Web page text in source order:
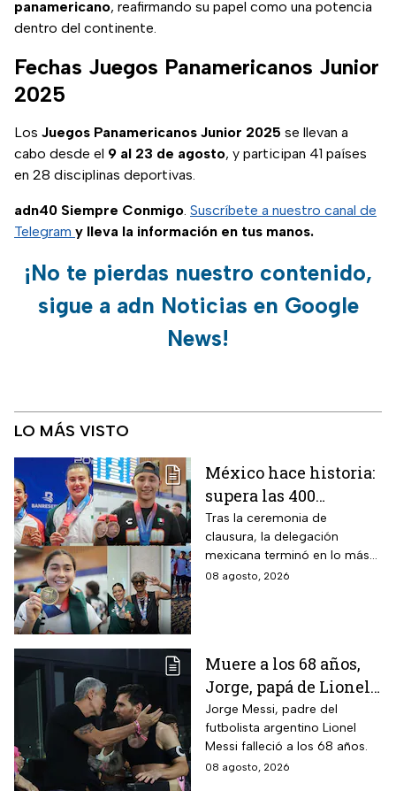
panamericano, reafirmando su papel como una potencia
dentro del continente.
Fechas Juegos Panamericanos Junior
2025
Los Juegos Panamericanos Junior 2025 se llevan a
cabo desde el 9 al 23 de agosto, y participan 41 países
en 28 disciplinas deportivas.
adn40 Siempre Conmigo. Suscríbete a nuestro canal de
Telegram y lleva la información en tus manos.
¡No te pierdas nuestro contenido,
sigue a adn Noticias en Google
News!
LO MÁS VISTO
México hace historia:
supera las 400
medallas en los
Juegos
Centroamericanos
2026 e impone récords
Tras la ceremonia de
clausura, la delegación
mexicana terminó en lo más
alto del medallero
08 agosto, 2026
Muere a los 68 años,
Jorge, papá de Lionel
Messi
Jorge Messi, padre del
futbolista argentino Lionel
Messi falleció a los 68 años.
08 agosto, 2026